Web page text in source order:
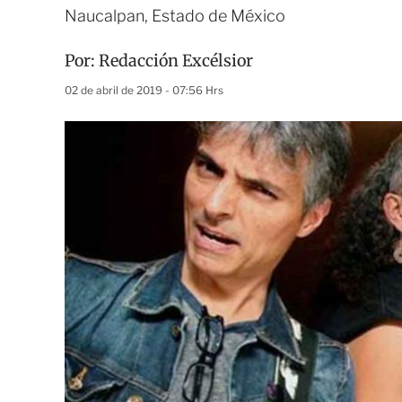
Naucalpan, Estado de México
Por: Redacción Excélsior
02 de abril de 2019 - 07:56 Hrs